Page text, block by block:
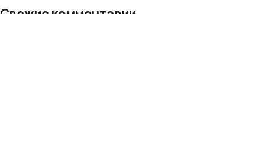
Свежие комментарии